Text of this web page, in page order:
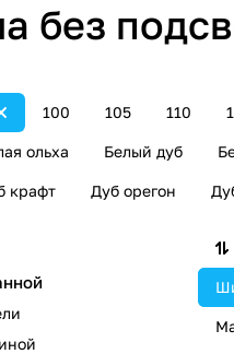
без
100 105 110
ольха Белый дуб
крафт Дуб орегон